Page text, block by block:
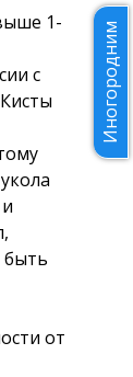
1-
с
быть
от
Иногородним